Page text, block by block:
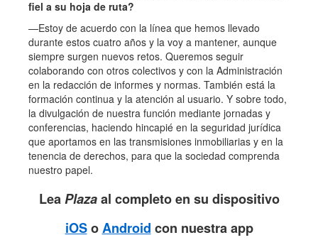
fiel a su hoja de ruta?
—Estoy de acuerdo con la línea que hemos llevado
durante estos cuatro años y la voy a mantener, aunque
siempre surgen nuevos retos. Queremos seguir
colaborando con otros colectivos y con la Administración
en la redacción de informes y normas. También está la
formación continua y la atención al usuario. Y sobre todo,
la divulgación de nuestra función mediante jornadas y
conferencias, haciendo hincapié en la seguridad jurídica
que aportamos en las transmisiones inmobiliarias y en la
tenencia de derechos, para que la sociedad comprenda
nuestro papel.
LeaPlazaal completo en su dispositivo
iOSoAndroid con nuestra app